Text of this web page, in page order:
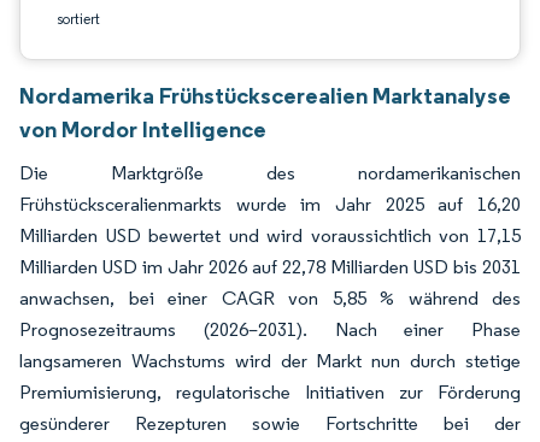
sortiert
Nordamerika Frühstückscerealien Marktanalyse
von Mordor Intelligence
Die Marktgröße des nordamerikanischen
Frühstücksceralienmarkts wurde im Jahr 2025 auf 16,20
Milliarden USD bewertet und wird voraussichtlich von 17,15
Milliarden USD im Jahr 2026 auf 22,78 Milliarden USD bis 2031
anwachsen, bei einer CAGR von 5,85 % während des
Prognosezeitraums (2026–2031). Nach einer Phase
langsameren Wachstums wird der Markt nun durch stetige
Premiumisierung, regulatorische Initiativen zur Förderung
gesünderer Rezepturen sowie Fortschritte bei der